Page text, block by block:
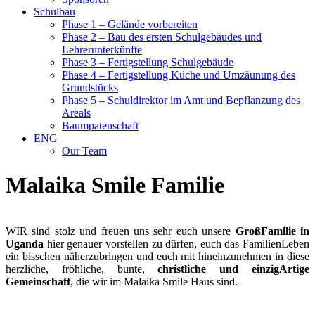
Schulbau
Phase 1 – Gelände vorbereiten
Phase 2 – Bau des ersten Schulgebäudes und
Lehrerunterkünfte
Phase 3 – Fertigstellung Schulgebäude
Phase 4 – Fertigstellung Küche und Umzäunung des
Grundstücks
Phase 5 – Schuldirektor im Amt und Bepflanzung des
Areals
Baumpatenschaft
ENG
Our Team
Malaika Smile Familie
WIR sind stolz und freuen uns sehr euch unsere GroßFamilie in
Uganda hier genauer vorstellen zu dürfen, euch das FamilienLeben
ein bisschen näherzubringen und euch mit hineinzunehmen in diese
herzliche, fröhliche, bunte,christliche und einzigArtige
Gemeinschaft, die wir im Malaika Smile Haus sind.